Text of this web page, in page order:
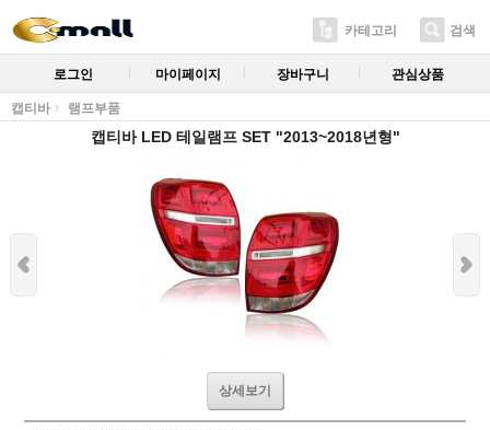
카테고리 검색
로그인 마이페이지 장바구니 관심상품
캡티바 램프부품
캡티바 LED 테일램프 SET "2013~2018년형"
상세보기